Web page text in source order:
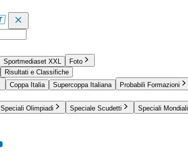
Sportmediaset XXL
Foto
Risultati e Classifiche
Coppa Italia Supercoppa Italiana Probabili Formazioni
Speciali Olimpiadi Speciale Scudetti Speciali Mondiali